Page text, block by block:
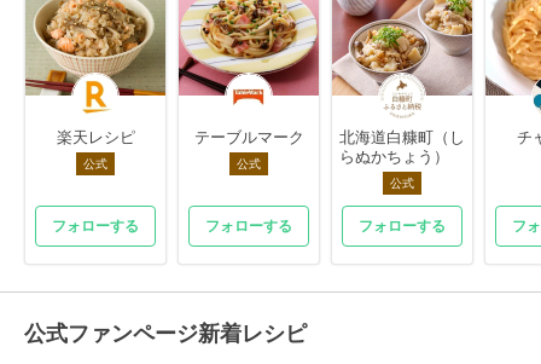
楽天レシピ
公式
フォローする
テーブルマーク
公式
フォローする
北海道白糠町（し
らぬかちょう）
公式
フォローする
チ
フ
公式ファンページ新着レシピ